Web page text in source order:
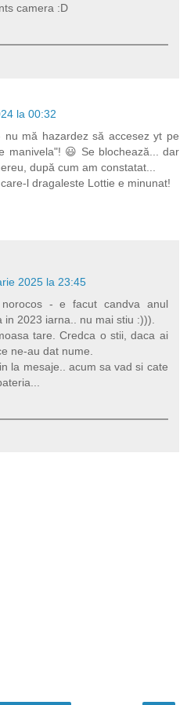
camera :D
la 00:32
mă hazardez să accesez yt pe
manivela"! 😃 Se blochează... dar
după cum am constatat...
l dragaleste Lottie e minunat!
2025 la 23:45
- e facut candva anul
2023 iarna.. nu mai stiu :))).
tare. Credca o stii, daca ai
ne-au dat nume.
la mesaje.. acum sa vad si cate